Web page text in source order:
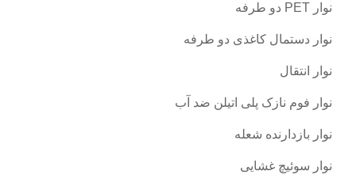
نوار PET دو طرفه
نوار دستمال کاغذی دو طرفه
نوار انتقال
نوار فوم نازک پلی اتیلن ضد آب
نوار بازدارنده شعله
نوار سوئیچ غشایی